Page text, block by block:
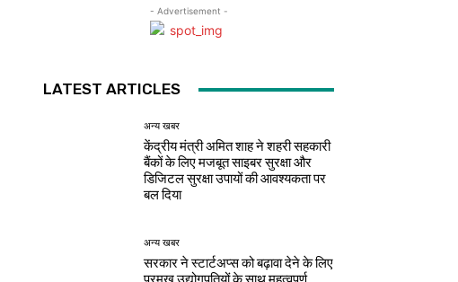
- Advertisement -
LATEST ARTICLES
अन्य खबर
केंद्रीय मंत्री अमित शाह ने शहरी सहकारी
बैंकों के लिए मजबूत साइबर सुरक्षा और
डिजिटल सुरक्षा उपायों की आवश्यकता पर
बल दिया
अन्य खबर
सरकार ने स्टार्टअप्‍स को बढ़ावा देने के लिए